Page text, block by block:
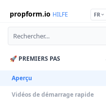
propform.io HILFE FR
🚀 PREMIERS PAS
Aperçu
Vidéos de démarrage rapide